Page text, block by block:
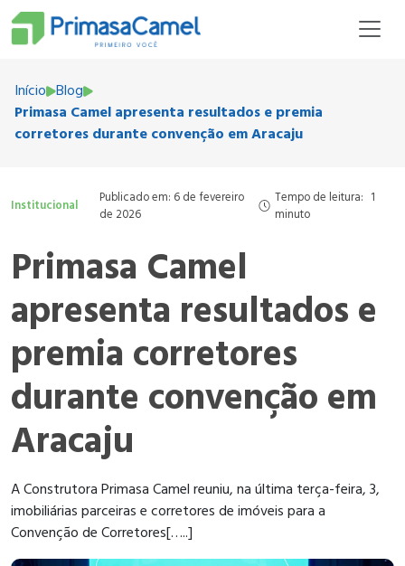
Início Blog
Primasa Camel apresenta resultados e premia
corretores durante convenção em Aracaju
Institucional
Publicado em: 6 de fevereiro
de 2026
Tempo de leitura: 1
minuto
Primasa Camel
apresenta resultados e
premia corretores
durante convenção em
Aracaju
A Construtora Primasa Camel reuniu, na última terça-feira, 3,
imobiliárias parceiras e corretores de imóveis para a
Convenção de Corretores[…..]